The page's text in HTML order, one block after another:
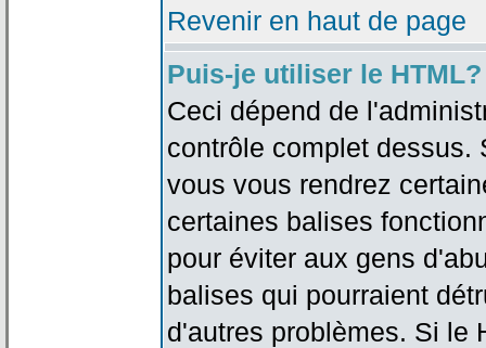
Revenir en haut de page
Puis-je utiliser le HTML?
Ceci dépend de
contrôle complet dessus.
vous vous rendrez
certaines balises
pour éviter aux gens
balises qui pourraient
d'autres problèmes. Si le